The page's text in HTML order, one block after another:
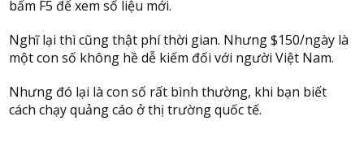
bấm F5 để xem số liệu mới.
Nghĩ lại thì cũng thật phí thời gian. Nhưng $150/ngày là
một con số không hề dễ kiếm đối với người Việt Nam.
Nhưng đó lại là con số rất bình thường, khi bạn biết
cách chạy quảng cáo ở thị trường quốc tế.